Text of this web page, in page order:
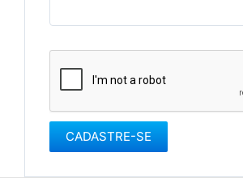
CADASTRE-SE